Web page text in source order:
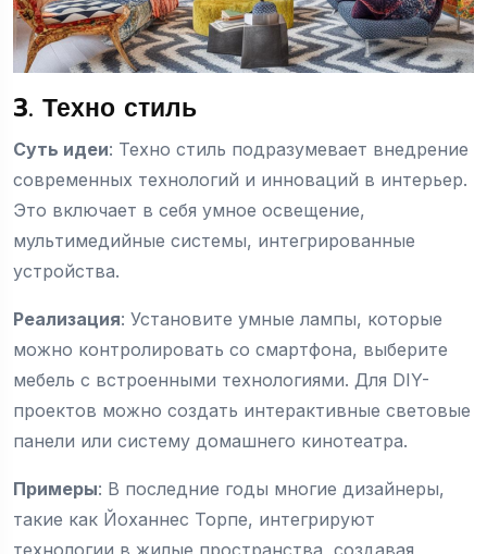
3. Техно стиль
Суть идеи: Техно стиль подразумевает внедрение
современных технологий и инноваций в интерьер.
Это включает в себя умное освещение,
мультимедийные системы, интегрированные
устройства.
Реализация: Установите умные лампы, которые
можно контролировать со смартфона, выберите
мебель с встроенными технологиями. Для DIY-
проектов можно создать интерактивные световые
панели или систему домашнего кинотеатра.
Примеры: В последние годы многие дизайнеры,
такие как Йоханнес Торпе, интегрируют
технологии в жилые пространства, создавая